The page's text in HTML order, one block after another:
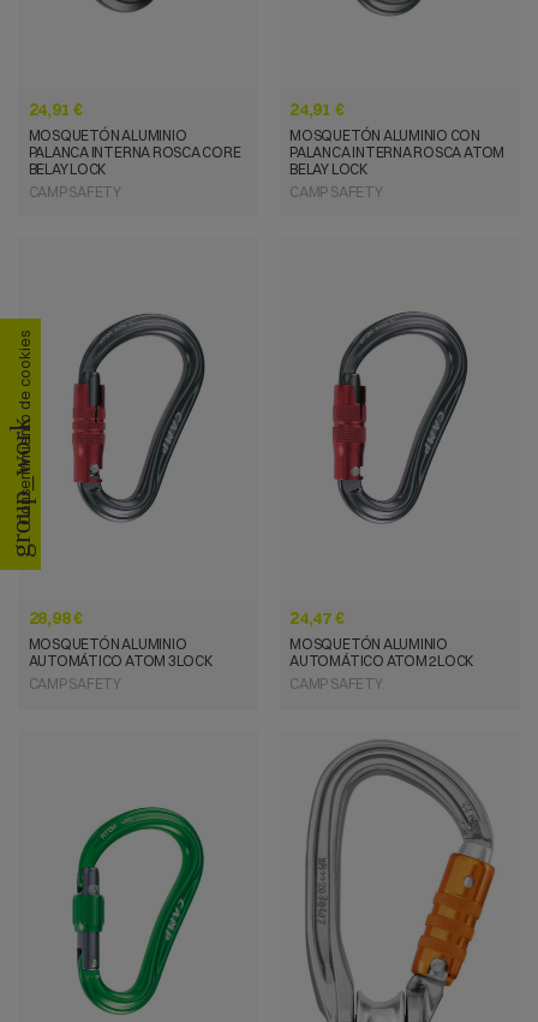
24,91 €
MOSQUETÓN ALUMINIO
PALANCA INTERNA ROSCA CORE
BELAY LOCK
CAMP SAFETY
24,91 €
MOSQUETÓN ALUMINIO CON
PALANCA INTERNA ROSCA ATOM
BELAY LOCK
CAMP SAFETY
VISTA RÁPIDA
28,98 €
MOSQUETÓN ALUMINIO
AUTOMÁTICO ATOM 3LOCK
CAMP SAFETY
VISTA RÁPIDA
24,47 €
MOSQUETÓN ALUMINIO
AUTOMÁTICO ATOM 2LOCK
CAMP SAFETY
VISTA RÁPIDA VISTA RÁPIDA
group_work
Consentimiento de cookies